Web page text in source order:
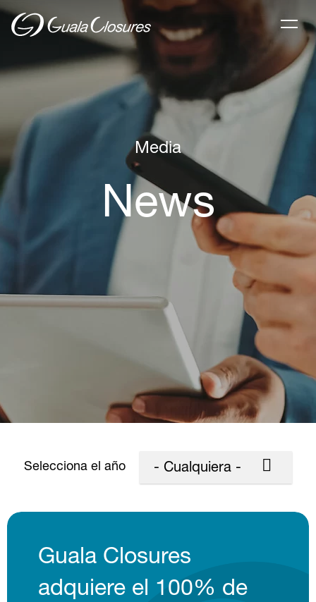
Media
News
Selecciona el año - Cualquiera -
Guala Closures
adquiere el 100% de